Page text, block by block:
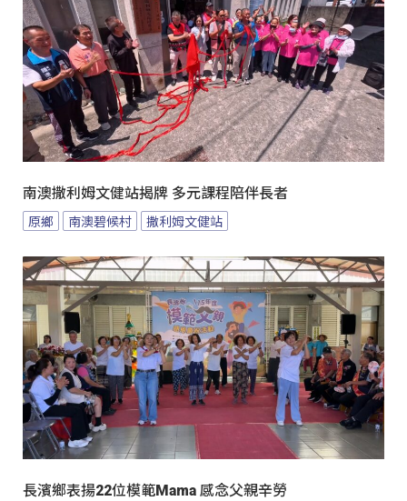
南澳撒利姆文健站揭牌 多元課程陪伴長者
原鄉 南澳碧候村 撒利姆文健站
長濱鄉表揚22位模範Mama 感念父親辛勞